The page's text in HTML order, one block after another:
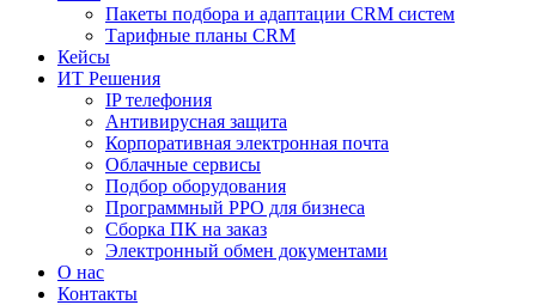
Пакеты подбора и адаптации CRM систем
Тарифные планы CRM
Кейсы
ИТ Решения
IP телефония
Антивирусная защита
Корпоративная электронная почта
Облачные сервисы
Подбор оборудования
Программный РРО для бизнеса
Сборка ПК на заказ
Электронный обмен документами
О нас
Контакты